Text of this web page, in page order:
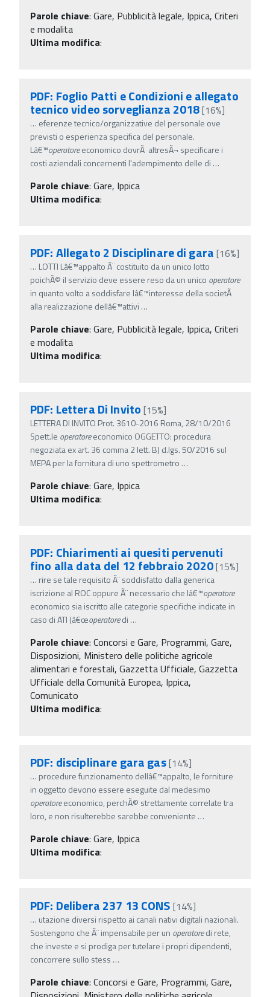
Parole chiave: Gare, Pubblicità legale, Ippica, Criteri
e modalita
Ultima modifica:
PDF: Foglio Patti e Condizioni e allegato
tecnico video sorveglianza 2018[16%]
… eferenze tecnico/organizzative del personale ove
previsti o esperienza specifica del personale.
Lâ€™operatoreeconomico dovrÃ altresÃ¬ specificare i
costi aziendali concernenti l'adempimento delle di …
Parole chiave: Gare, Ippica
Ultima modifica:
PDF: Allegato 2 Disciplinare di gara [16%]
… LOTTI Lâ€™appalto Ã¨ costituito da un unico lotto
poichÃ© il servizio deve essere reso da un unico operatore
in quanto volto a soddisfare lâ€™interesse della societÃ
alla realizzazione dellâ€™attivi …
Parole chiave: Gare, Pubblicità legale, Ippica, Criteri
e modalita
Ultima modifica:
PDF: Lettera Di Invito [15%]
LETTERA DI INVITO Prot. 3610-2016 Roma, 28/10/2016
Spett.le operatoreeconomico OGGETTO: procedura
negoziata ex art. 36 comma 2 lett. B) d.lgs. 50/2016 sul
MEPA per la fornitura di uno spettrometro …
Parole chiave: Gare, Ippica
Ultima modifica:
PDF: Chiarimenti ai quesiti pervenuti
fino alla data del 12 febbraio 2020[15%]
… rire se tale requisito Ã¨ soddisfatto dalla generica
iscrizione al ROC oppure Ã¨ necessario che lâ€™operatore
economico sia iscritto alle categorie specifiche indicate in
caso di ATI (â€œoperatoredi …
Parole chiave: Concorsi e Gare, Programmi, Gare,
Disposizioni, Ministero delle politiche agricole
alimentari e forestali, Gazzetta Ufficiale, Gazzetta
Ufficiale della Comunità Europea, Ippica,
Comunicato
Ultima modifica:
PDF: disciplinare gara gas[14%]
… procedure funzionamento dellâ€™appalto, le forniture
in oggetto devono essere eseguite dal medesimo
operatoreeconomico, perchÃ© strettamente correlate tra
loro, e non risulterebbe sarebbe conveniente …
Parole chiave: Gare, Ippica
Ultima modifica:
PDF: Delibera 237 13 CONS [14%]
… utazione diversi rispetto ai canali nativi digitali nazionali.
Sostengono che Ã¨ impensabile per un operatoredi rete,
che investe e si prodiga per tutelare i propri dipendenti,
concorrere sullo stess …
Parole chiave: Concorsi e Gare, Programmi, Gare,